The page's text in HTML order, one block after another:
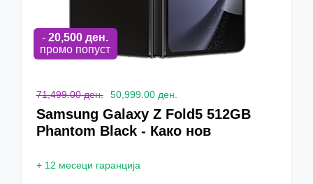
- 20,500 ден.
промо попуст
71,499.00 ден. 50,999.00 ден.
Samsung Galaxy Z Fold5 512GB
Phantom Black - Како нов
+ 12 месеци гаранција